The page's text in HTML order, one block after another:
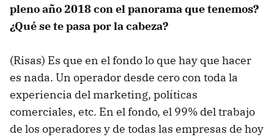
pleno año 2018 con el panorama que tenemos?
¿Qué se te pasa por la cabeza?
(Risas) Es que en el fondo lo que hay que hacer
es nada. Un operador desde cero con toda la
experiencia del marketing, políticas
comerciales, etc. En el fondo, el 99% del trabajo
de los operadores y de todas las empresas de hoy